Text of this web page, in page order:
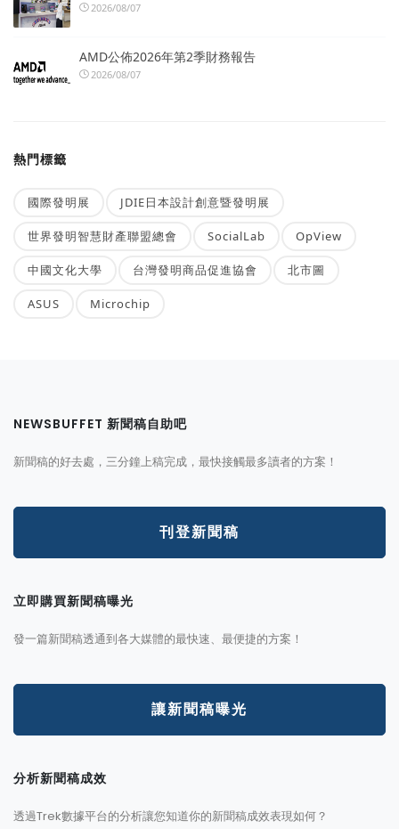
2026/08/07
AMD公佈2026年第2季財務報告
2026/08/07
熱門標籤
國際發明展 JDIE日本設計創意暨發明展
世界發明智慧財產聯盟總會 SocialLab OpView
中國文化大學 台灣發明商品促進協會 北市圖
ASUS Microchip
NEWSBUFFET 新聞稿自助吧
新聞稿的好去處，三分鐘上稿完成，最快接觸最多讀者的方案！
刊登新聞稿
立即購買新聞稿曝光
發一篇新聞稿透通到各大媒體的最快速、最便捷的方案！
讓新聞稿曝光
分析新聞稿成效
透過Trek數據平台的分析讓您知道你的新聞稿成效表現如何？